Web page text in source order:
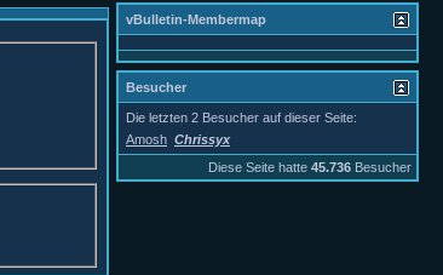
vBulletin-Membermap
Besucher
Die letzten 2 Besucher auf dieser Seite:
Amosh Chrissyx
Diese Seite hatte 45.736 Besucher